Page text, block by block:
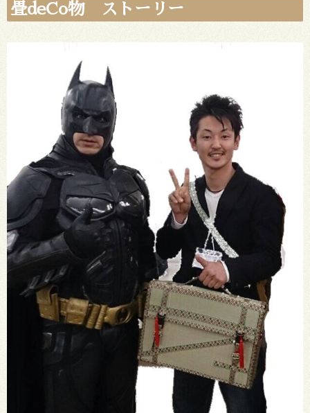
畳deCo物 ストーリー